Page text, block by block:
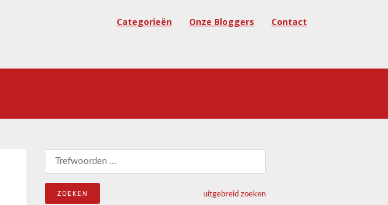
Categorieën Onze Bloggers Contact
Zoeken naar:
uitgebreid zoeken